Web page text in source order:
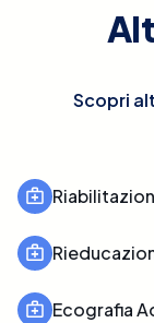
Scopri
Ecografia